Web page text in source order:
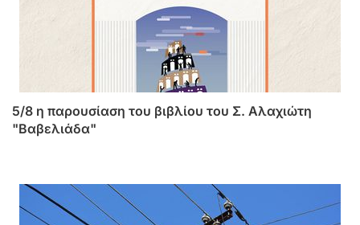
5/8 η παρουσίαση του βιβλίου του Σ. Αλαχιώτη
"Βαβελιάδα"